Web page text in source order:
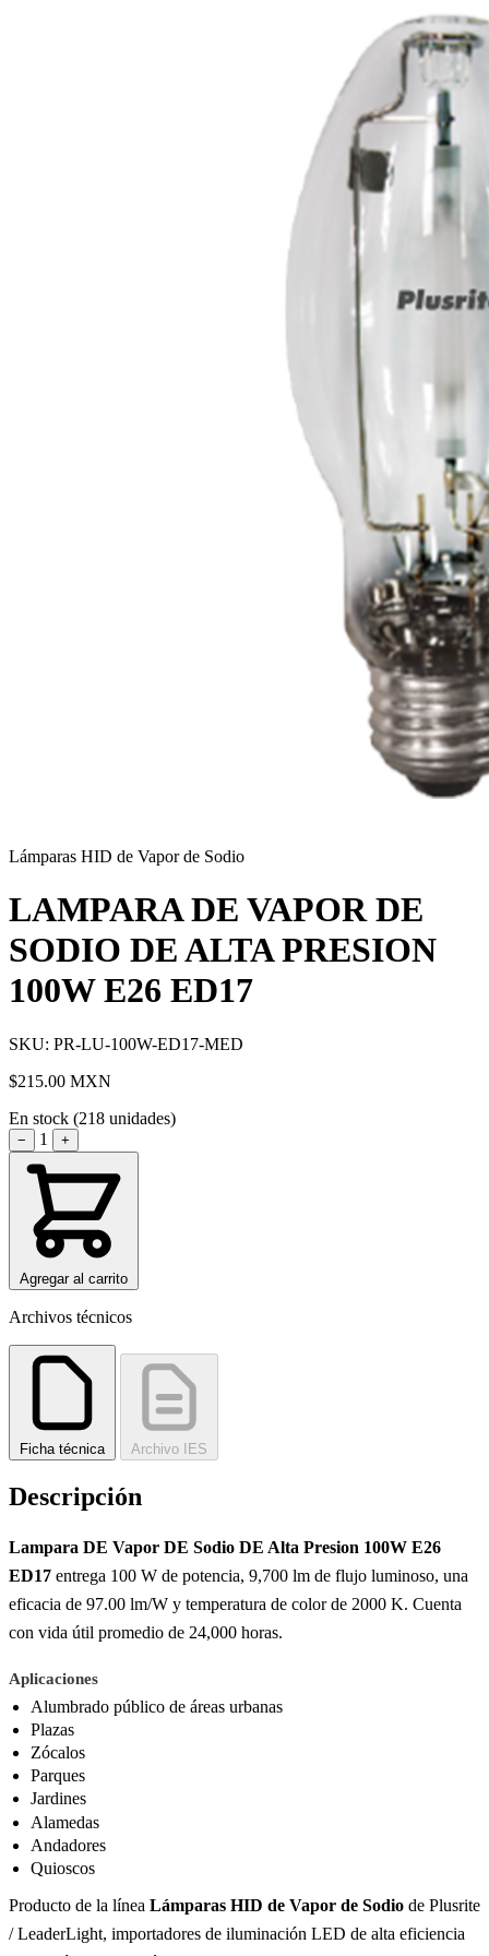
Lámparas HID de Vapor de Sodio
LAMPARA DE VAPOR DE
SODIO DE ALTA PRESION
100W E26 ED17
SKU: PR-LU-100W-ED17-MED
$215.00 MXN
En stock (218 unidades)
− 1 +
Agregar al carrito
Archivos técnicos
Ficha técnica Archivo IES
Descripción
Lampara DE Vapor DE Sodio DE Alta Presion 100W E26
ED17 entrega 100 W de potencia, 9,700 lm de flujo luminoso, una
eficacia de 97.00 lm/W y temperatura de color de 2000 K. Cuenta
con vida útil promedio de 24,000 horas.
Aplicaciones
Alumbrado público de áreas urbanas
Plazas
Zócalos
Parques
Jardines
Alamedas
Andadores
Quioscos
Producto de la línea Lámparas HID de Vapor de Sodio de Plusrite
/ LeaderLight, importadores de iluminación LED de alta eficiencia